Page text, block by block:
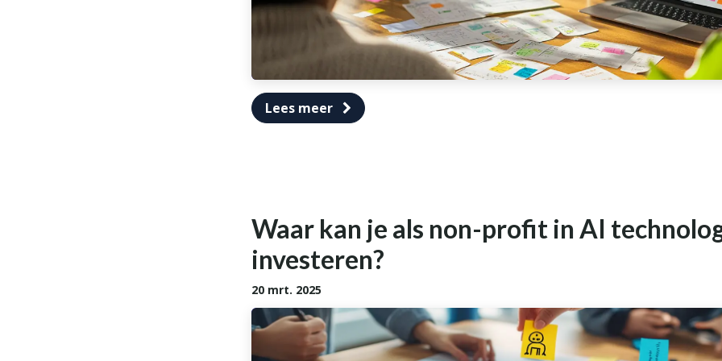
Lees meer
Waar kan je als non-profit in AI
investeren?
20 mrt. 2025